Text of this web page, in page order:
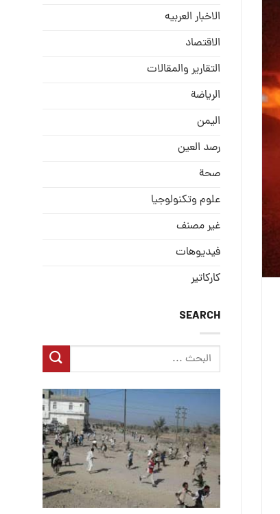
الاخبار العربيه
الاقتصاد
التقارير والمقالات
الریاضة
الیمن
رصد العین
صحة
علوم وتكنولوجيا
غير مصنف
فيديوهات
كاركاتير
SEARCH